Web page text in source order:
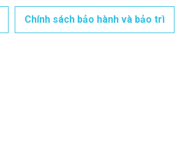
Chính sách bảo hành và bảo trì